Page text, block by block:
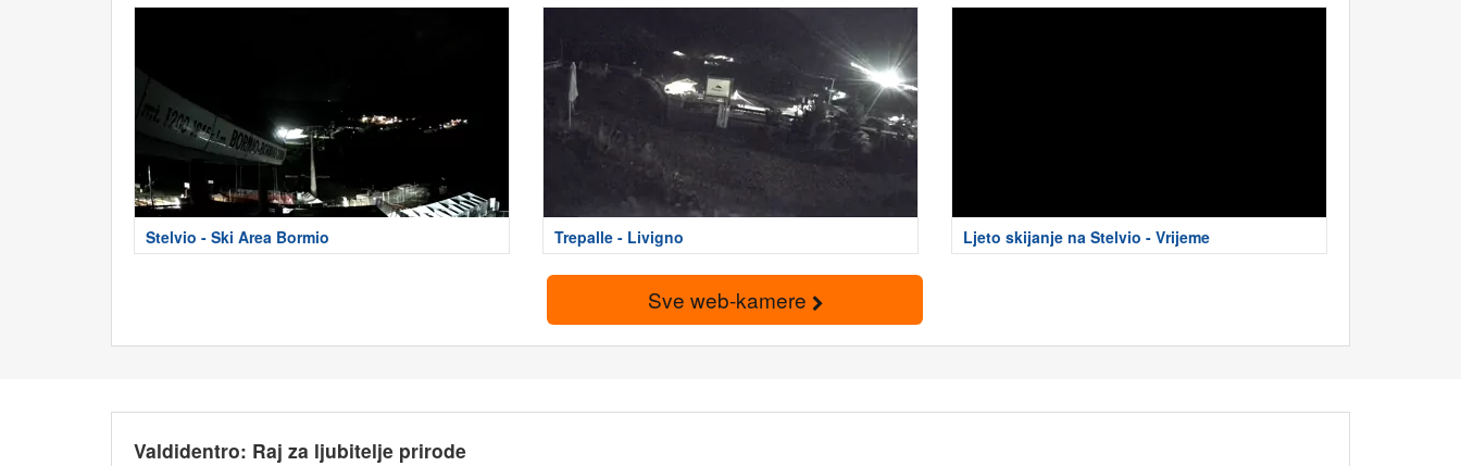
Stelvio - Ski Area Bormio Trepalle - Livigno Ljeto skijanje na Stelvio - Vrijeme
Sve web-kamere
Valdidentro: Raj za ljubitelje prirode